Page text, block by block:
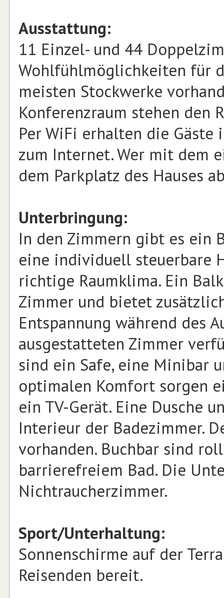
Ausstattung:
11 Einzel- und 44
Wohlfühlmöglichkeiten für
meisten Stockwerke
Konferenzraum stehen den
Per WiFi erhalten die
zum Internet. Wer mit dem
dem Parkplatz des Hauses
Unterbringung:
In den Zimmern gibt es ein
eine individuell steuerbare
richtige Raumklima. Ein
Zimmer und bietet
Entspannung während des
ausgestatteten Zimmer
sind ein Safe, eine Minibar
optimalen Komfort sorgen
ein TV-Gerät. Eine Dusche
Interieur der Badezimmer.
vorhanden. Buchbar sind
barrierefreiem Bad. Die
Nichtraucherzimmer.
Sport/Unterhaltung:
Sonnenschirme auf der
Reisenden bereit.